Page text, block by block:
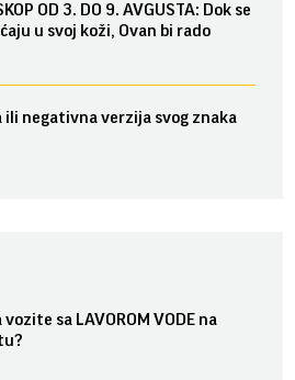
OD 3. DO 9. AVGUSTA: Dok se
u svoj koži, Ovan bi rado
ili negativna verzija svog znaka
sa LAVOROM VODE na